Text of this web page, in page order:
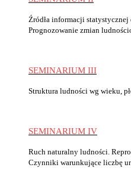
Źródła informacji
Prognozowanie zmian
SEMINARIUM III
Struktura ludności wg wieku,
SEMINARIUM IV
Ruch naturalny ludności.
Czynniki warunkujące liczbę